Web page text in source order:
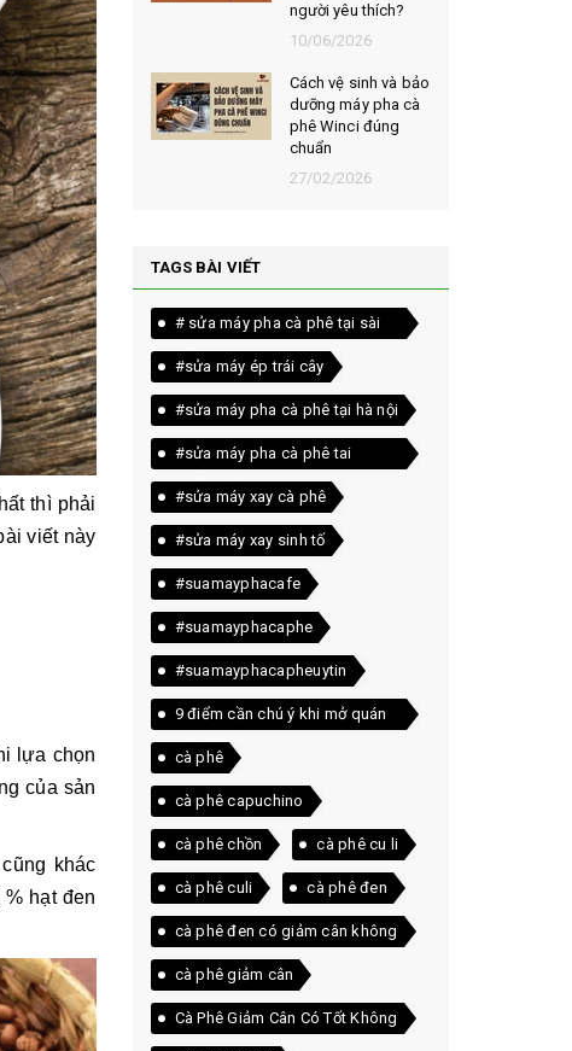
thì phải
viết này
lựa chọn
của sản
khác
hạt đen
vị
2026
tiêu chí đánh
loại bột cà
chất
2026
người yêu thích?
10/06/2026
Cách vệ sinh và bảo
dưỡng máy pha cà
phê Winci đúng
chuẩn
27/02/2026
TAGS BÀI VIẾT
# sửa máy pha cà phê tại sài
gòn
#sửa máy ép trái cây
#sửa máy pha cà phê tại hà nội
#sửa máy pha cà phê tai
quảng trị
#sửa máy xay cà phê
#sửa máy xay sinh tố
#suamayphacafe
#suamayphacaphe
#suamayphacapheuytin
9 điểm cần chú ý khi mở quán
cà phê
cà phê
cà phê capuchino
cà phê chồn cà phê cu li
cà phê culi cà phê đen
cà phê đen có giảm cân không
cà phê giảm cân
Cà Phê Giảm Cân Có Tốt Không